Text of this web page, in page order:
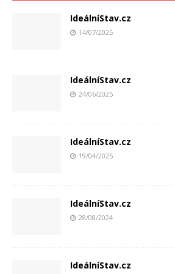
IdeálníStav.cz
14/07/2025
IdeálníStav.cz
24/06/2025
IdeálníStav.cz
19/04/2025
IdeálníStav.cz
28/08/2024
IdeálníStav.cz